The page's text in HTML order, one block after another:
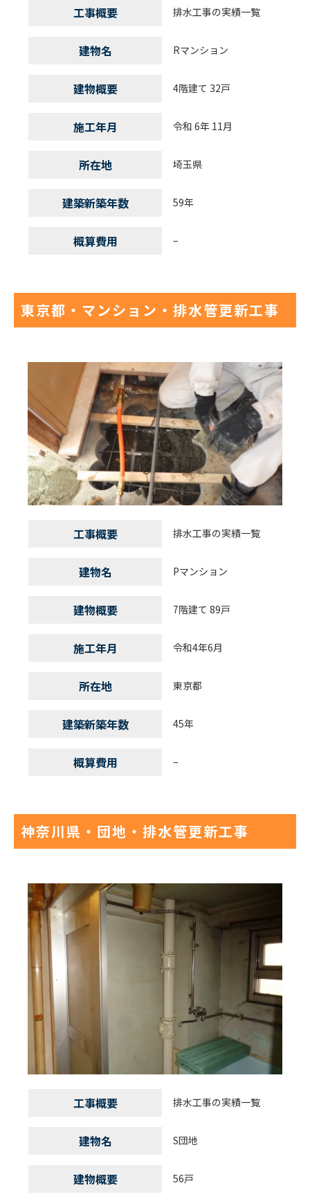
工事概要 排水工事の実績一覧
建物名 Rマンション
建物概要 4階建て 32戸
施工年月 令和 6年 11月
所在地 埼玉県
建築新築年数 59年
概算費用 –
東京都・マンション・排水管更新工事
工事概要 排水工事の実績一覧
建物名 Pマンション
建物概要 7階建て 89戸
施工年月 令和4年6月
所在地 東京都
建築新築年数 45年
概算費用 –
神奈川県・団地・排水管更新工事
工事概要 排水工事の実績一覧
建物名 S団地
建物概要 56戸